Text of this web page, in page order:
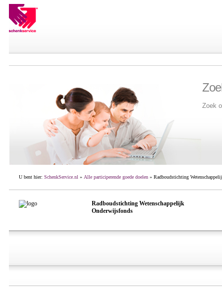
Zoek
U bent hier: SchenkService.nl » Alle participerende goede doelen» Radboudstichting
Radboudstichting Wetenschappelijk
Onderwijsfonds